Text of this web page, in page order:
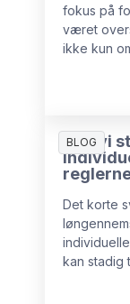
fokus på
været
ikke kun
BLOG
Kan vi
Det korte
kan stadig